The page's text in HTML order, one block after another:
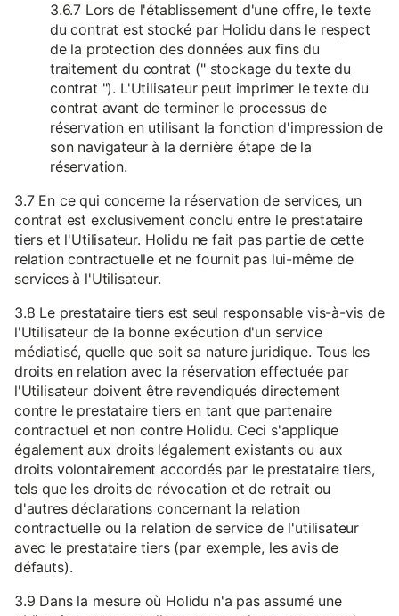
3.6.7 Lors de l'établissement d'une offre, le texte
du contrat est stocké par Holidu dans le respect
de la protection des données aux fins du
traitement du contrat (" stockage du texte du
contrat "). L'Utilisateur peut imprimer le texte du
contrat avant de terminer le processus de
réservation en utilisant la fonction d'impression de
son navigateur à la dernière étape de la
réservation.
3.7 En ce qui concerne la réservation de services, un
contrat est exclusivement conclu entre le prestataire
tiers et l'Utilisateur. Holidu ne fait pas partie de cette
relation contractuelle et ne fournit pas lui-même de
services à l'Utilisateur.
3.8 Le prestataire tiers est seul responsable vis-à-vis de
l'Utilisateur de la bonne exécution d'un service
médiatisé, quelle que soit sa nature juridique. Tous les
droits en relation avec la réservation effectuée par
l'Utilisateur doivent être revendiqués directement
contre le prestataire tiers en tant que partenaire
contractuel et non contre Holidu. Ceci s'applique
également aux droits légalement existants ou aux
droits volontairement accordés par le prestataire tiers,
tels que les droits de révocation et de retrait ou
d'autres déclarations concernant la relation
contractuelle ou la relation de service de l'utilisateur
avec le prestataire tiers (par exemple, les avis de
défauts).
3.9 Dans la mesure où Holidu n'a pas assumé une